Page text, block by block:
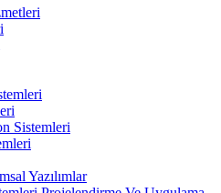
Sistemleri
Yazılımlar